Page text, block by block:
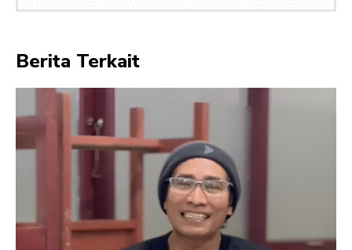
Berita Terkait